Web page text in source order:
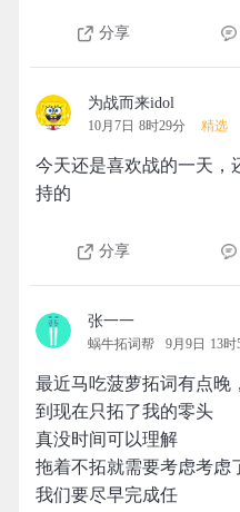
分享
为战而来idol
10月7日 8时29分 精选
今天还是喜欢战的一天，
持的
分享
张一一
蜗牛拓词帮 9月9日 13时
最近马吃菠萝拓词有点晚
到现在只拓了我的零头
真没时间可以理解
拖着不拓就需要考虑考虑
我们要尽早完成任